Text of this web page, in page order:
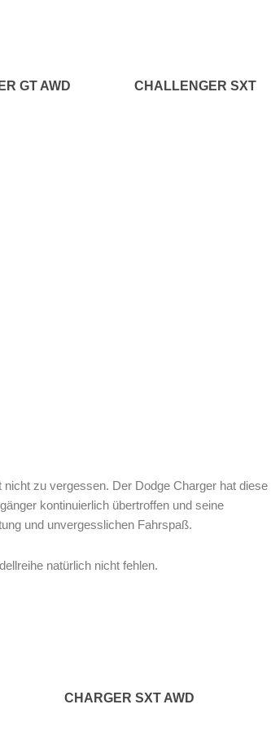
GT AWD CHALLENGER SXT
zu vergessen. Der Dodge Charger hat diese
kontinuierlich übertroffen und seine
und unvergesslichen Fahrspaß.
natürlich nicht fehlen.
CHARGER SXT AWD